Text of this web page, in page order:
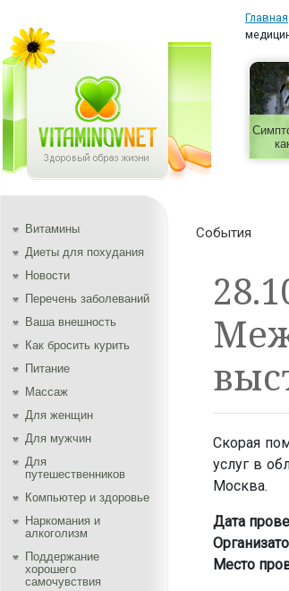
Главная
Витамины
Диеты для похудания
Новости
Перечень заболеваний
Ваша внешность
Как бросить курить
Питание
Массаж
Для женщин
Для мужчин
Для
путешественников
Компьютер и здоровье
Наркомания и
алкоголизм
Поддержание
хорошего
самочувствия
События
Скорая
услуг в
Москва.
Дата
Место